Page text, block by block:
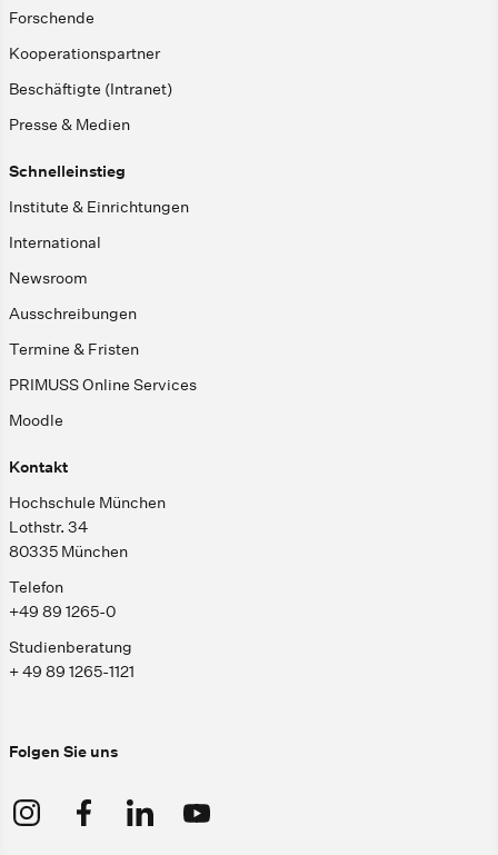
Forschende
Kooperationspartner
Beschäftigte (Intranet)
Presse & Medien
Schnelleinstieg
Institute & Einrichtungen
International
Newsroom
Ausschreibungen
Termine & Fristen
PRIMUSS Online Services
Moodle
Kontakt
Hochschule München
Lothstr. 34
80335 München
Telefon
+49 89 1265-0
Studienberatung
+ 49 89 1265-1121
Folgen Sie uns